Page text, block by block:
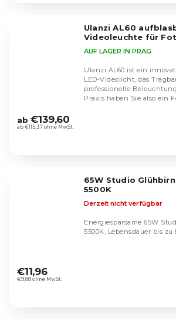
Ulanzi AL60
Videoleuchte für
durchschnittliche
Produktbewertung
AUF LAGER IN PRAG
ab €115,37 ohne MwSt.
ab €139,60
Ulanzi AL60 ist ein
LED-Videolicht, das
professionelle
Praxis haben Sie also ein
65W Studio
5500K
durchschnittliche
Produktbewertung
Derzeit nicht verfügbar
€9,88 ohne MwSt.
€11,96
Energiesparsame 65W
5500K, Lebensdauer bis zu